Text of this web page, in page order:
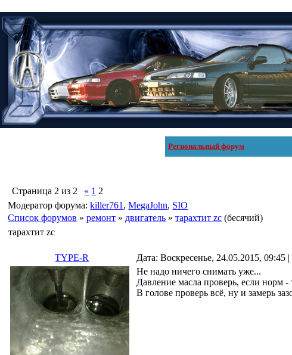
Региональный форум
Страница 2 из 2 « 1 2
Модератор форума:killer761 ,MegaJohn, SIO
Список форумов » ремонт » двигатель » тарахтит zc (бесячий)
тарахтит zc
TYPE-R Дата: Воскресенье, 24.05.2015, 09:45
Не надо ничего снимать уже...
Давление масла проверь, если норм -
В голове проверь всё, ну и замерь